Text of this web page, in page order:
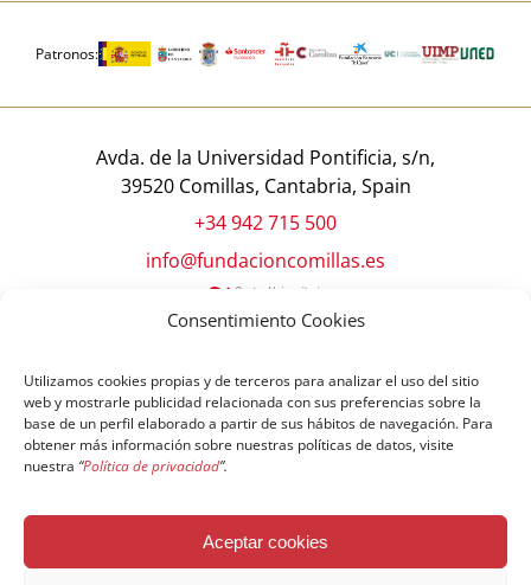
Consentimiento Cookies
Utilizamos cookies propias y de terceros para analizar el uso del sitio
web y mostrarle publicidad relacionada con sus preferencias sobre la
base de un perfil elaborado a partir de sus hábitos de navegación. Para
obtener más información sobre nuestras políticas de datos, visite
nuestra “Política de privacidad”.
Aceptar cookies
Patronos:
Avda. de la Universidad Pontificia, s/n,
39520 Comillas, Cantabria, Spain
+34 942 715 500
info@fundacioncomillas.es
© Copyright Fundación Comillas
Política de cookies
Política de privacidad